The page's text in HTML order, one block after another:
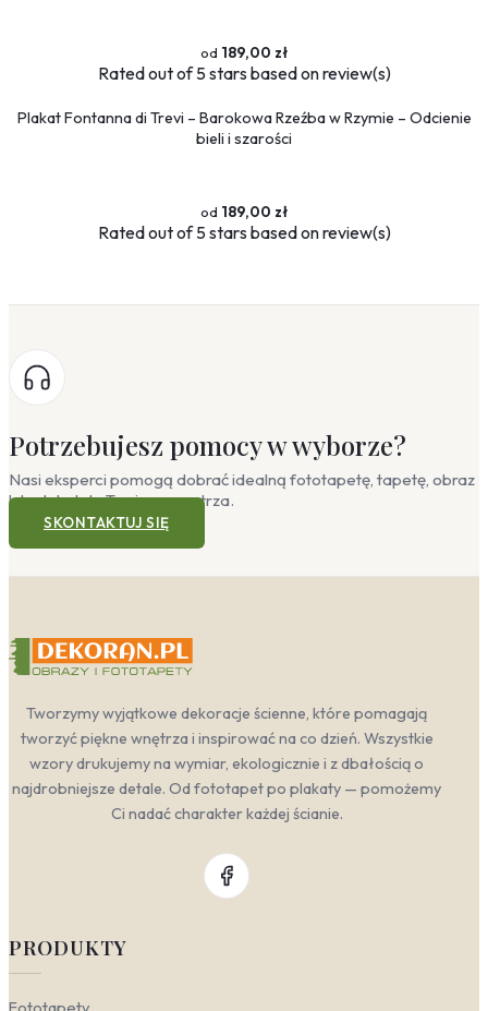
189,00 zł
Ratedout of 5 stars based onreview(s)
Plakat Fontanna di Trevi – Barokowa Rzeźba w Rzymie – Odcienie
bieli i szarości
189,00 zł
Ratedout of 5 stars based onreview(s)
Potrzebujesz pomocy w wyborze?
Nasi eksperci pomogą dobrać idealną fototapetę, tapetę, obraz
lub plakat do Twojego wnętrza.
SKONTAKTUJ SIĘ
Tworzymy wyjątkowe dekoracje ścienne, które pomagają
tworzyć piękne wnętrza i inspirować na co dzień. Wszystkie
wzory drukujemy na wymiar, ekologicznie i z dbałością o
najdrobniejsze detale. Od fototapet po plakaty — pomożemy
Ci nadać charakter każdej ścianie.
PRODUKTY
Fototapety